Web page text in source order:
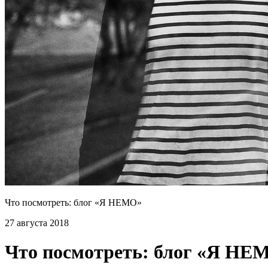
Что посмотреть: блог «Я НЕМО»
27 августа 2018
Что посмотреть: блог «Я